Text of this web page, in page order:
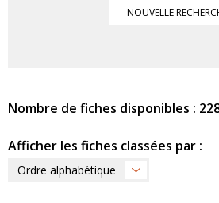
NOUVELLE
Nombre de fiches disponibles :
Afficher les fiches classées par :
Ordre alphabétique